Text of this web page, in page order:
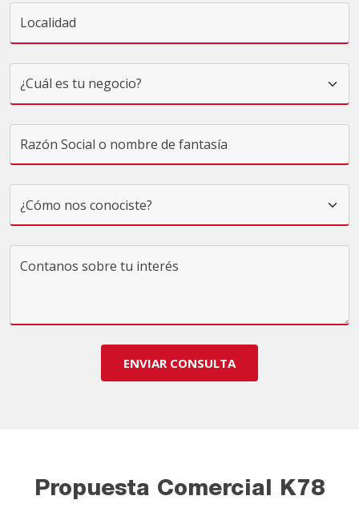
ENVIAR CONSULTA
Propuesta Comercial K78